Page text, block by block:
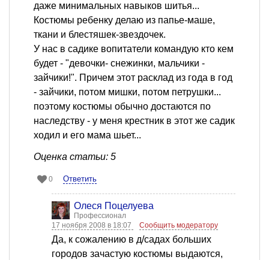
даже минимальных навыков шитья...
Костюмы ребенку делаю из папье-маше,
ткани и блестяшек-звездочек.
У нас в садике вопитатели командую кто кем
будет - "девочки- снежинки, мальчики -
зайчики!". Причем этот расклад из года в год
- зайчики, потом мишки, потом петрушки...
поэтому костюмы обычно достаются по
наследству - у меня крестник в этот же садик
ходил и его мама шьет...
Оценка статьи: 5
0 Ответить
Олеся Поцелуева
Профессионал
17 ноября 2008 в 18:07
Сообщить модератору
Да, к сожалению в д/садах больших
городов зачастую костюмы выдаются,